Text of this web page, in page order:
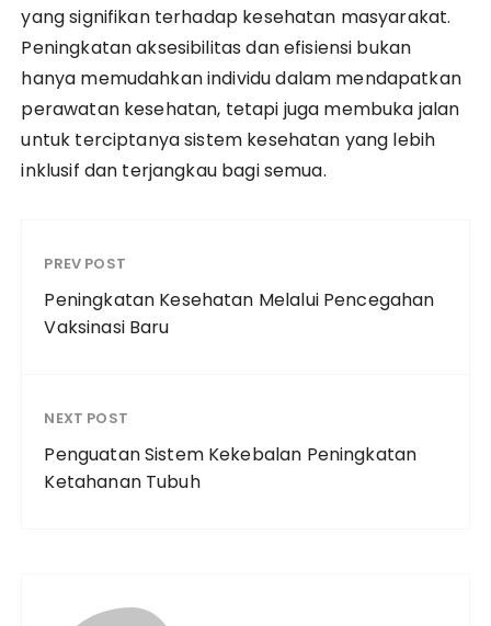
yang signifikan terhadap kesehatan masyarakat.
Peningkatan aksesibilitas dan efisiensi bukan
hanya memudahkan individu dalam mendapatkan
perawatan kesehatan, tetapi juga membuka jalan
untuk terciptanya sistem kesehatan yang lebih
inklusif dan terjangkau bagi semua.
PREV POST
Peningkatan Kesehatan Melalui Pencegahan
Vaksinasi Baru
NEXT POST
Penguatan Sistem Kekebalan Peningkatan
Ketahanan Tubuh